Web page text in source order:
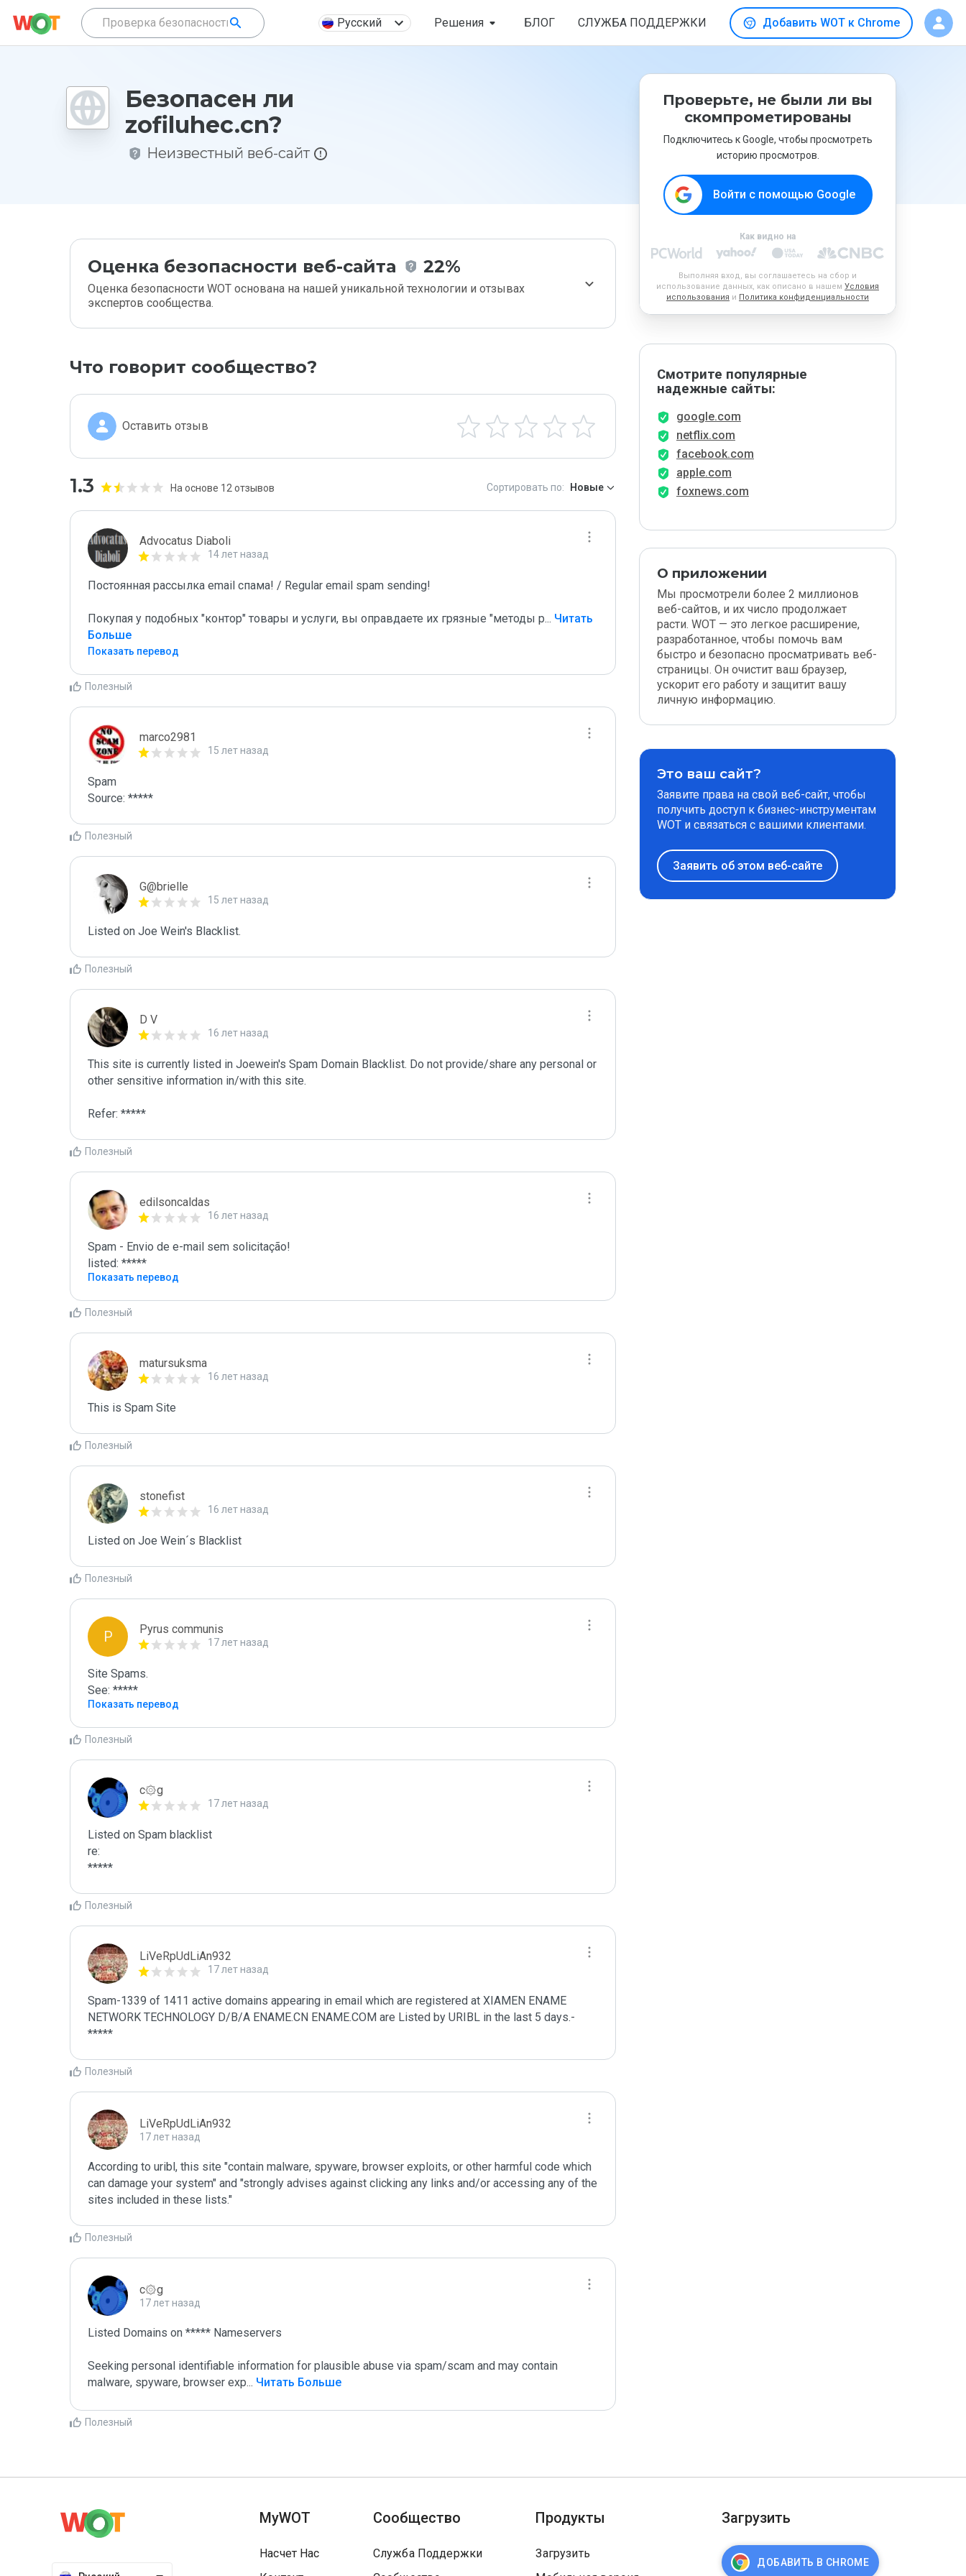
Русский Решения БЛОГ СЛУЖБА ПОДДЕРЖКИ Добавить WOT к Chrome
Безопасен ли
zofiluhec.cn?
Неизвестный веб-сайт
Оценка безопасности веб-сайта 22%
Оценка безопасности WOT основана на нашей уникальной технологии и отзывах
экспертов сообщества.
Что говорит сообщество?
Оставить отзыв
1.3 На основе 12 отзывов Сортировать по: Новые
Advocatus Diaboli
14 лет назад
Постоянная рассылка email спама! / Regular email spam sending!
Покупая у подобных "контор" товары и услуги, вы оправдаете их грязные "методы р... Читать
Больше
Показать перевод
Полезный
marco2981
15 лет назад
Spam
Source: *****
Полезный
G@brielle
15 лет назад
Listed on Joe Wein's Blacklist.
Полезный
D V
16 лет назад
This site is currently listed in Joewein's Spam Domain Blacklist. Do not provide/share any personal or
other sensitive information in/with this site.
Refer: *****
Полезный
edilsoncaldas
16 лет назад
Spam - Envio de e-mail sem solicitação!
listed: *****
Показать перевод
Полезный
matursuksma
16 лет назад
This is Spam Site
Полезный
stonefist
16 лет назад
Listed on Joe Wein´s Blacklist
Полезный
P Pyrus communis
17 лет назад
Site Spams.
See: *****
Показать перевод
Полезный
c۞g
17 лет назад
Listed on Spam blacklist
re:
*****
Полезный
LiVeRpUdLiAn932
17 лет назад
Spam-1339 of 1411 active domains appearing in email which are registered at XIAMEN ENAME
NETWORK TECHNOLOGY D/B/A ENAME.CN ENAME.COM are Listed by URIBL in the last 5 days.-
*****
Полезный
LiVeRpUdLiAn932
17 лет назад
According to uribl, this site "contain malware, spyware, browser exploits, or other harmful code which
can damage your system" and "strongly advises against clicking any links and/or accessing any of the
sites included in these lists."
Полезный
c۞g
17 лет назад
Listed Domains on ***** Nameservers
Seeking personal identifiable information for plausible abuse via spam/scam and may contain
malware, spyware, browser exp... Читать Больше
Полезный
Проверьте, не были ли вы
скомпрометированы
Подключитесь к Google, чтобы просмотреть
историю просмотров.
Войти с помощью Google
Как видно на
Выполняя вход, вы соглашаетесь на сбор и
использование данных, как описано в нашем Условия
использования и Политика конфиденциальности
Смотрите популярные
надежные сайты:
google.com
netflix.com
facebook.com
apple.com
foxnews.com
О приложении
Мы просмотрели более 2 миллионов
веб-сайтов, и их число продолжает
расти. WOT — это легкое расширение,
разработанное, чтобы помочь вам
быстро и безопасно просматривать веб-
страницы. Он очистит ваш браузер,
ускорит его работу и защитит вашу
личную информацию.
Это ваш сайт?
Заявите права на свой веб-сайт, чтобы
получить доступ к бизнес-инструментам
WOT и связаться с вашими клиентами.
Заявить об этом веб-сайте
MyWOT
Насчет Нас
Сообщество
Служба Поддержки
Продукты
Загрузить
Загрузить
ДОБАВИТЬ В CHROME